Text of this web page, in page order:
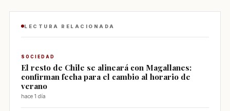
LECTURA RELACIONADA
SOCIEDAD
El resto de Chile se alineará con Magallanes:
confirman fecha para el cambio al horario de
verano
hace 1 día